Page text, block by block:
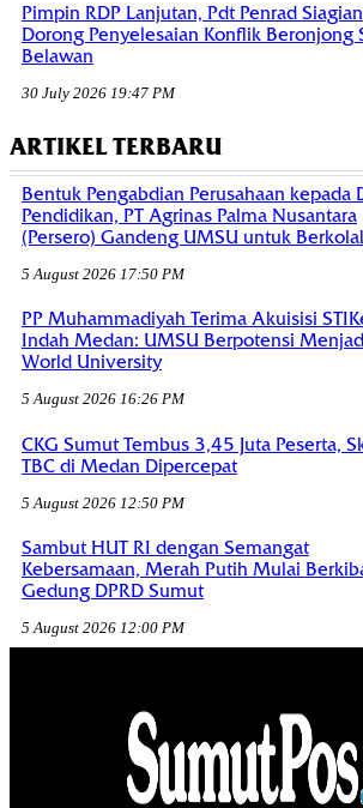
Pimpin RDP Lanjutan, Pdt Penrad Siagian
Dorong Penyelesaian Konflik Beronjong
Belawan
30 July 2026 19:47 PM
ARTIKEL TERBARU
Bentuk Pengabdian Perusahaan kepada
Pendidikan, PT Agrinas Palma Nusantara
(Persero) Gandeng UMSU untuk
5 August 2026 17:50 PM
PP Muhammadiyah Terima Akuisisi
Indah Medan: UMSU Berpotensi
World University
5 August 2026 16:26 PM
CKG Sumut Tembus 3,45 Juta Peserta,
TBC di Medan Dipercepat
5 August 2026 12:50 PM
Sambut HUT RI dengan Semangat
Kebersamaan, Merah Putih Mulai
Gedung DPRD Sumut
5 August 2026 12:00 PM